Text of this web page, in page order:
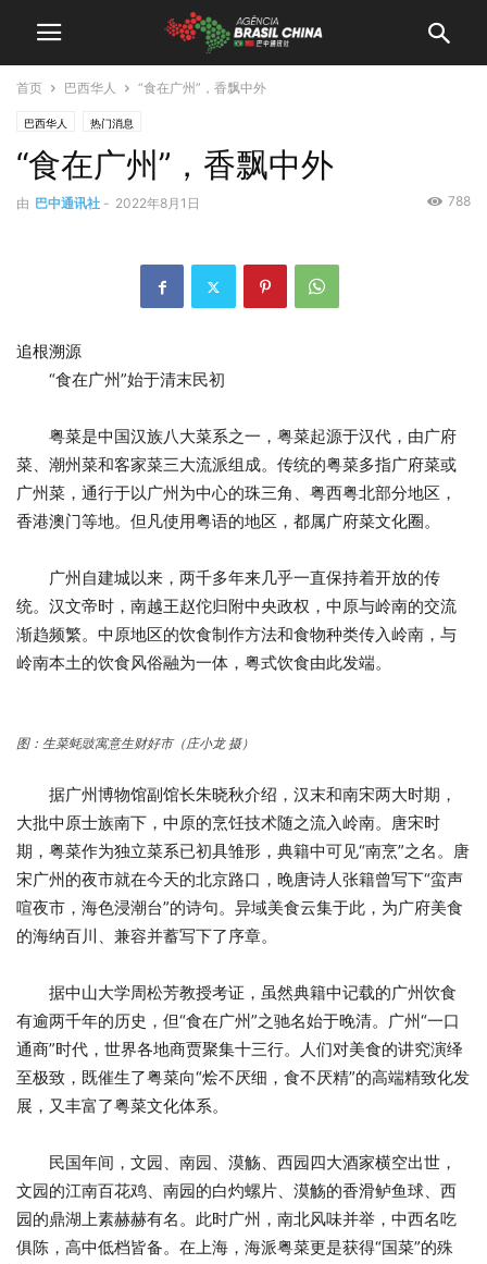
首页 巴西华人 “食在广州”，香飘中外
巴西华人 热门消息
“食在广州”，香飘中外
由 巴中通讯社 - 2022年8月1日 788
追根溯源
“食在广州”始于清末民初
粤菜是中国汉族八大菜系之一，粤菜起源于汉代，由广府
菜、潮州菜和客家菜三大流派组成。传统的粤菜多指广府菜或
广州菜，通行于以广州为中心的珠三角、粤西粤北部分地区，
香港澳门等地。但凡使用粤语的地区，都属广府菜文化圈。
广州自建城以来，两千多年来几乎一直保持着开放的传
统。汉文帝时，南越王赵佗归附中央政权，中原与岭南的交流
渐趋频繁。中原地区的饮食制作方法和食物种类传入岭南，与
岭南本土的饮食风俗融为一体，粤式饮食由此发端。
图：生菜蚝豉寓意生财好市（庄小龙 摄）
据广州博物馆副馆长朱晓秋介绍，汉末和南宋两大时期，
大批中原士族南下，中原的烹饪技术随之流入岭南。唐宋时
期，粤菜作为独立菜系已初具雏形，典籍中可见“南烹”之名。唐
宋广州的夜市就在今天的北京路口，晚唐诗人张籍曾写下“蛮声
喧夜市，海色浸潮台”的诗句。异域美食云集于此，为广府美食
的海纳百川、兼容并蓄写下了序章。
据中山大学周松芳教授考证，虽然典籍中记载的广州饮食
有逾两千年的历史，但“食在广州”之驰名始于晚清。广州“一口
通商”时代，世界各地商贾聚集十三行。人们对美食的讲究演绎
至极致，既催生了粤菜向“烩不厌细，食不厌精”的高端精致化发
展，又丰富了粤菜文化体系。
民国年间，文园、南园、漠觞、西园四大酒家横空出世，
文园的江南百花鸡、南园的白灼螺片、漠觞的香滑鲈鱼球、西
园的鼎湖上素赫赫有名。此时广州，南北风味并举，中西名吃
俱陈，高中低档皆备。在上海，海派粤菜更是获得“国菜”的殊